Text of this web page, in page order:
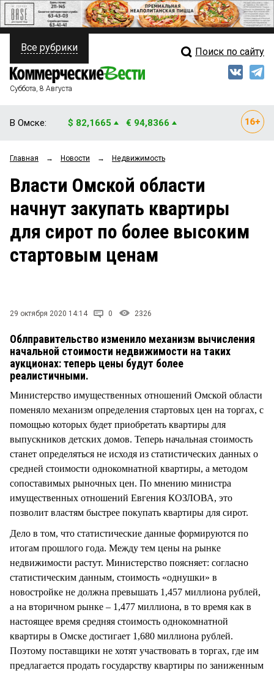
ПОЛИТИКА
ФИНАНСЫ
ОБЩЕСТВО
ЗАКОН
НОВОСТИ КОМПАНИЙ
Свежий выпуск
Мнения
Рейтинги
Блоги
Архив
Все рубрики Поиск по сайту
Суббота, 8 Августа
В Омске: $ 82,1665 € 94,8366
Главная → Новости → Недвижимость
Власти Омской области
начнут закупать квартиры
для сирот по более высоким
стартовым ценам
29 октября 2020 14:14 0 2326
Облправительство изменило механизм вычисления
начальной стоимости недвижимости на таких
аукционах: теперь цены будут более
реалистичными.
Министерство имущественных отношений Омской области
поменяло механизм определения стартовых цен на торгах, с
помощью которых будет приобретать квартиры для
выпускников детских домов. Теперь начальная стоимость
станет определяться не исходя из статистических данных о
средней стоимости однокомнатной квартиры, а методом
сопоставимых рыночных цен. По мнению министра
имущественных отношений Евгения КОЗЛОВА, это
позволит властям быстрее покупать квартиры для сирот.
Дело в том, что статистические данные формируются по
итогам прошлого года. Между тем цены на рынке
недвижимости растут. Министерство поясняет: согласно
статистическим данным, стоимость «однушки» в
новостройке не должна превышать 1,457 миллиона рублей,
а на вторичном рынке – 1,477 миллиона, в то время как в
настоящее время средняя стоимость однокомнатной
квартиры в Омске достигает 1,680 миллиона рублей.
Поэтому поставщики не хотят участвовать в торгах, где им
предлагается продать государству квартиры по заниженным